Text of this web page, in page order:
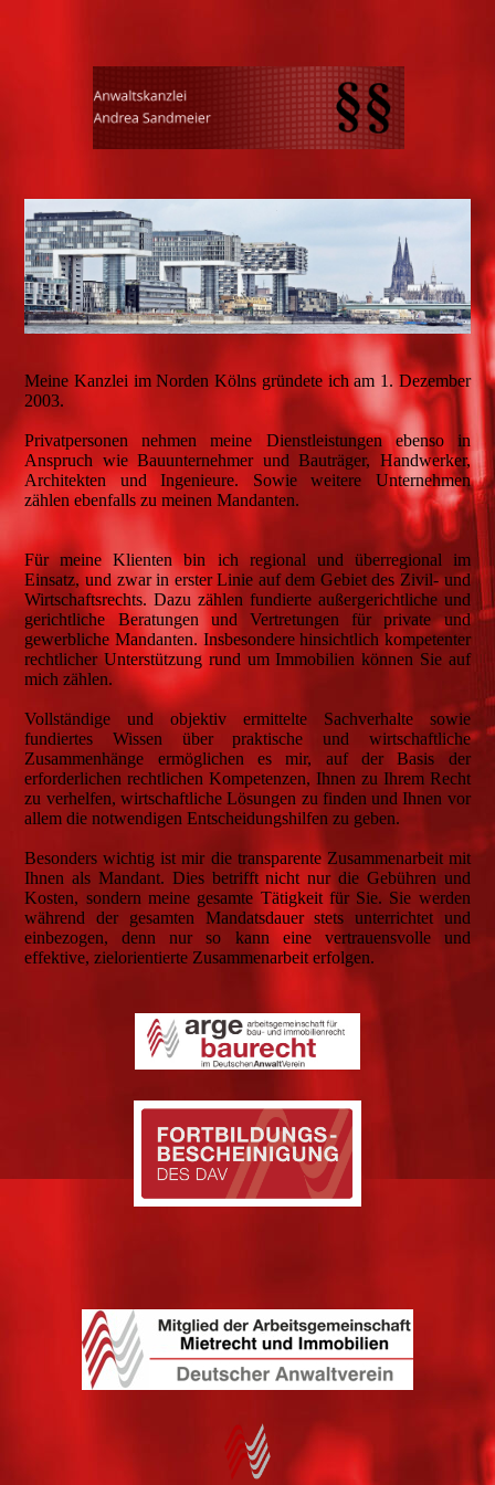
Meine Kanzlei im Norden Kölns gründete ich am 1. Dezember
2003.
Privatpersonen nehmen meine Dienstleistungen ebenso in
Anspruch wie Bauunternehmer und Bauträger, Handwerker,
Architekten und Ingenieure. Sowie weitere Unternehmen
zählen ebenfalls zu meinen Mandanten.
Für meine Klienten bin ich regional und überregional im
Einsatz, und zwar in erster Linie auf dem Gebiet des Zivil- und
Wirtschaftsrechts. Dazu zählen fundierte außergerichtliche und
gerichtliche Beratungen und Vertretungen für private und
gewerbliche Mandanten. Insbesondere hinsichtlich kompetenter
rechtlicher Unterstützung rund um Immobilien können Sie auf
mich zählen.
Vollständige und objektiv ermittelte Sachverhalte sowie
fundiertes Wissen über praktische und wirtschaftliche
Zusammenhänge ermöglichen es mir, auf der Basis der
erforderlichen rechtlichen Kompetenzen, Ihnen zu Ihrem Recht
zu verhelfen, wirtschaftliche Lösungen zu finden und Ihnen vor
allem die notwendigen Entscheidungshilfen zu geben.
Besonders wichtig ist mir die transparente Zusammenarbeit mit
Ihnen als Mandant. Dies betrifft nicht nur die Gebühren und
Kosten, sondern meine gesamte Tätigkeit für Sie. Sie werden
während der gesamten Mandatsdauer stets unterrichtet und
einbezogen, denn nur so kann eine vertrauensvolle und
effektive, zielorientierte Zusammenarbeit erfolgen.